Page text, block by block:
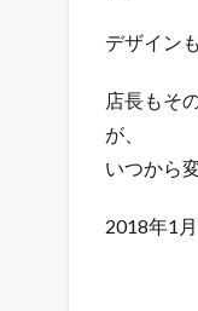
デザイン
店長もそ
が、
いつから
2018年1